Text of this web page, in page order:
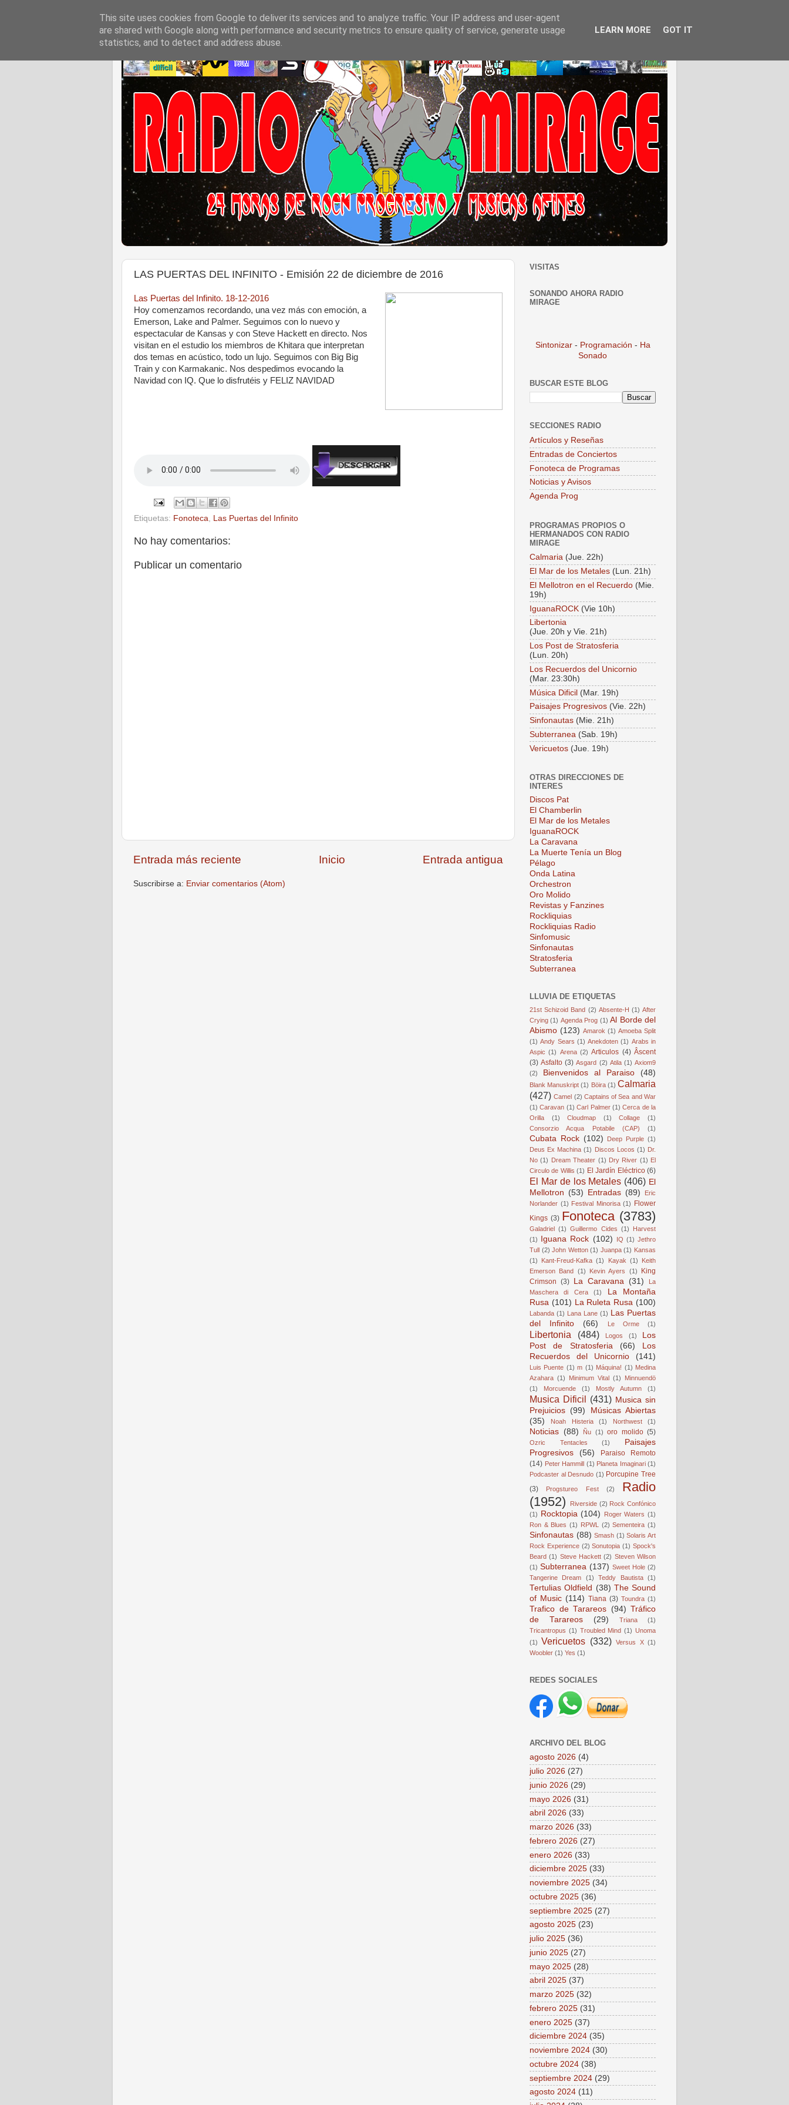
LAS PUERTAS DEL INFINITO - Emisión 22 de diciembre de 2016
Las Puertas del Infinito. 18-12-2016
Hoy comenzamos recordando, una vez más con emoción, a
Emerson, Lake and Palmer. Seguimos con lo nuevo y
espectacular de Kansas y con Steve Hackett en directo. Nos
visitan en el estudio los miembros de Khitara que interpretan
dos temas en acústico, todo un lujo. Seguimos con Big Big
Train y con Karmakanic. Nos despedimos evocando la
Navidad con IQ. Que lo disfrutéis y FELIZ NAVIDAD
Etiquetas: Fonoteca, Las Puertas del Infinito
No hay comentarios:
Publicar un comentario
Entrada más reciente Entrada antigua
Inicio
Suscribirse a: Enviar comentarios (Atom)
VISITAS
SONANDO AHORA RADIO
MIRAGE
Sintonizar - Programación - Ha
Sonado
BUSCAR ESTE BLOG
SECCIONES RADIO
Artículos y Reseñas
Entradas de Conciertos
Fonoteca de Programas
Noticias y Avisos
Agenda Prog
PROGRAMAS PROPIOS O
HERMANADOS CON RADIO
MIRAGE
Calmaria (Jue. 22h)
El Mar de los Metales (Lun. 21h)
El Mellotron en el Recuerdo (Mie.
19h)
IguanaROCK (Vie 10h)
Libertonia
(Jue. 20h y Vie. 21h)
Los Post de Stratosferia
(Lun. 20h)
Los Recuerdos del Unicornio
(Mar. 23:30h)
Música Dificil (Mar. 19h)
Paisajes Progresivos (Vie. 22h)
Sinfonautas (Mie. 21h)
Subterranea (Sab. 19h)
Vericuetos (Jue. 19h)
OTRAS DIRECCIONES DE
INTERES
Discos Pat
El Chamberlin
El Mar de los Metales
IguanaROCK
La Caravana
La Muerte Tenía un Blog
Pélago
Onda Latina
Orchestron
Oro Molido
Revistas y Fanzines
Rockliquias
Rockliquias Radio
Sinfomusic
Sinfonautas
Stratosferia
Subterranea
LLUVIA DE ETIQUETAS
21st Schizoid Band (2) Absente-H (1) After
Crying (1) Agenda Prog (1) Al Borde del
Abismo (123) Amarok (1) Amoeba Split
(1) Andy Sears (1) Anekdoten (1) Arabs in
Aspic (1) Arena (2) Articulos (4) Âscent
(3) Asfalto (3) Asgard (2) Atila (1) Axiom9
(2)
Bienvenidos al Paraiso (48)
Blank Manuskript (1) Böira (1) Calmaria
(427) Camel (2) Captains of Sea and War
(1) Caravan (1) Carl Palmer (1) Cerca de la
Orilla
(1) Cloudmap (1) Collage
(1)
Consorzio Acqua Potabile (CAP)
(1)
Cubata Rock (102) Deep Purple (1)
Deus Ex Machina (1) Discos Locos (1) Dr.
No (1) Dream Theater (1) Dry River (1) El
Circulo de Willis (1) El Jardín Eléctrico (6)
El Mar de los Metales (406) El
Mellotron (53) Entradas (89)
Eric
Norlander (1) Festival Minorisa (1)
Flower
Kings (3) Fonoteca (3783)
Galadriel (1) Guillermo Cides (1)
Harvest
(1)
Iguana Rock (102) IQ (1) Jethro
Tull (2) John Wetton (1) Juanpa (1) Kansas
(1)
Kant-Freud-Kafka (1) Kayak (1)
Keith
Emerson Band (1) Kevin Ayers (1)
King
Crimson (3) La Caravana (31)
La
Maschera di Cera
(1)
La Montaña
Rusa (101) La Ruleta Rusa (100)
Labanda (1) Lana Lane (1) Las Puertas
del Infinito
(66) Le Orme (1)
Libertonia (484) Logos (1)
Los
Post de Stratosferia
(66)
Los
Recuerdos del Unicornio
(141)
Luis Puente (1) m (1) Máquina! (1) Medina
Azahara (1) Minimum Vital (1)
Minnuendö
(1)
Morcuende (1) Mostly Autumn (1)
Musica Dificil (431) Musica sin
Prejuicios (99)
Músicas Abiertas
(35)
Noah Histeria (1) Northwest (1)
Noticias (88) Ñu (1) oro molido (5)
Ozric Tentacles (1)
Paisajes
Progresivos
(56)
Paraiso Remoto
(14) Peter Hammill (1) Planeta Imaginari (1)
Podcaster al Desnudo (1) Porcupine Tree
(3)
Progstureo Fest (2)
Radio
(1952)
Riverside (2) Rock Confónico
(1)
Rocktopia (104) Roger Waters (1)
Ron & Blues (1) RPWL (2) Sementeira (1)
Sinfonautas (88) Smash (1) Solaris Art
Rock Experience (2) Sonutopia (1) Spock's
Beard (1) Steve Hackett (2) Steven Wilson
(1) Subterranea (137) Sweet Hole (2)
Tangerine Dream
(1) Teddy Bautista (1)
Tertulias Oldfield (38) The Sound
of Music (114) Tiana (3) Toundra (1)
Trafico de Tarareos (94) Tráfico
de Tarareos
(29) Triana
(1)
Tricantropus (1) Troubled Mind (1) Unoma
(1)
Vericuetos (332) Versus X (1)
Woobler (1) Yes (1)
REDES SOCIALES
ARCHIVO DEL BLOG
agosto 2026 (4)
julio 2026 (27)
junio 2026 (29)
mayo 2026 (31)
abril 2026 (33)
marzo 2026 (33)
febrero 2026 (27)
enero 2026 (33)
diciembre 2025 (33)
noviembre 2025 (34)
octubre 2025 (36)
septiembre 2025 (27)
agosto 2025 (23)
julio 2025 (36)
junio 2025 (27)
mayo 2025 (28)
abril 2025 (37)
marzo 2025 (32)
febrero 2025 (31)
enero 2025 (37)
diciembre 2024 (35)
noviembre 2024 (30)
octubre 2024 (38)
septiembre 2024 (29)
agosto 2024 (11)
This site uses cookies from Google to deliver its services and to analyze traffic. Your IP address and user-agent
are shared with Google along with performance and security metrics to ensure quality of service, generate usage
statistics, and to detect and address abuse.
LEARN MORE GOT IT